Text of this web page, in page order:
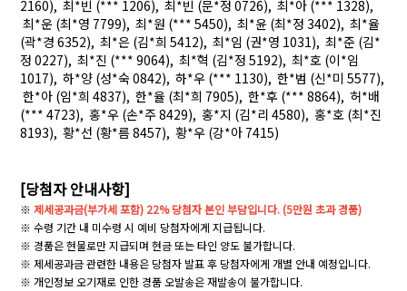
2160), 최*빈 (*** 1206), 최*빈 (문*정 0726), 최*아 (*** 1328),
최*운 (최*영 7799), 최*원 (*** 5450), 최*윤 (최*정 3402), 최*율
(곽*경 6352), 최*은 (김*희 5412), 최*임 (권*영 1031), 최*준 (김*
정 0227), 최*진 (*** 9064), 최*혁 (김*정 5192), 최*호 (이*임
1017), 하*양 (성*숙 0842), 하*우 (*** 1130), 한*범 (신*미 5577),
한*아 (임*희 4837), 한*율 (최*희 7905), 한*후 (*** 8864), 허*배
(*** 4723), 홍*우 (손*주 8429), 홍*지 (김*리 4580), 홍*호 (최*진
8193), 황*선 (황*름 8457), 황*우 (강*아 7415)
[당첨자 안내사항]
※제세공과금(부가세 포함) 22%당첨자 본인 부담입니다. (5만원 초과 경품)
※수령 기간 내 미수령 시 예비 당첨자에게 지급됩니다.
※ 경품은 현물로만 지급되며 현금 또는 타인 양도 불가합니다.
※제세공과금 관련한 내용은 당첨자 발표 후 당첨자에게 개별 안내 예정입니다.
※개인정보 오기재로 인한 경품오발송은재발송이 불가합니다.